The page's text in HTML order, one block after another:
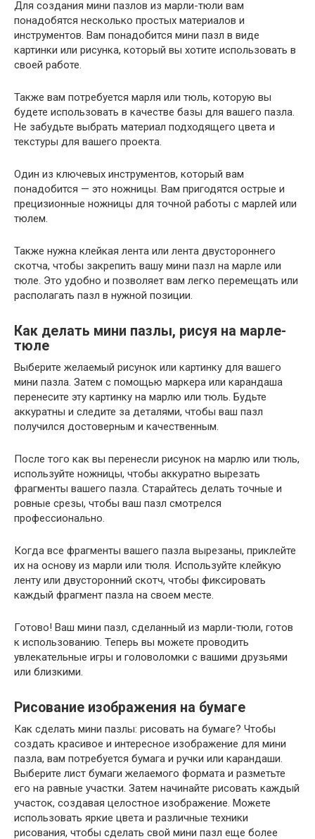
Для создания мини пазлов из марли-тюли вам
понадобятся несколько простых материалов и
инструментов. Вам понадобится мини пазл в виде
картинки или рисунка, который вы хотите использовать в
своей работе.
Также вам потребуется марля или тюль, которую вы
будете использовать в качестве базы для вашего пазла.
Не забудьте выбрать материал подходящего цвета и
текстуры для вашего проекта.
Один из ключевых инструментов, который вам
понадобится — это ножницы. Вам пригодятся острые и
прецизионные ножницы для точной работы с марлей или
тюлем.
Также нужна клейкая лента или лента двустороннего
скотча, чтобы закрепить вашу мини пазл на марле или
тюле. Это удобно и позволяет вам легко перемещать или
располагать пазл в нужной позиции.
Как делать мини пазлы, рисуя на марле-
тюле
Выберите желаемый рисунок или картинку для вашего
мини пазла. Затем с помощью маркера или карандаша
перенесите эту картинку на марлю или тюль. Будьте
аккуратны и следите за деталями, чтобы ваш пазл
получился достоверным и качественным.
После того как вы перенесли рисунок на марлю или тюль,
используйте ножницы, чтобы аккуратно вырезать
фрагменты вашего пазла. Старайтесь делать точные и
ровные срезы, чтобы ваш пазл смотрелся
профессионально.
Когда все фрагменты вашего пазла вырезаны, приклейте
их на основу из марли или тюля. Используйте клейкую
ленту или двусторонний скотч, чтобы фиксировать
каждый фрагмент пазла на своем месте.
Готово! Ваш мини пазл, сделанный из марли-тюли, готов
к использованию. Теперь вы можете проводить
увлекательные игры и головоломки с вашими друзьями
или близкими.
Рисование изображения на бумаге
Как сделать мини пазлы: рисовать на бумаге? Чтобы
создать красивое и интересное изображение для мини
пазла, вам потребуется бумага и ручки или карандаши.
Выберите лист бумаги желаемого формата и разметьте
его на равные участки. Затем начинайте рисовать каждый
участок, создавая целостное изображение. Можете
использовать яркие цвета и различные техники
рисования, чтобы сделать свой мини пазл еще более